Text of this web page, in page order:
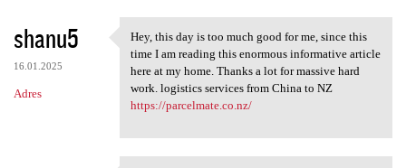
shanu5
16.01.2025
Adres
Hey, this day is too much
Hey, this day is too much good for me, since this
time I am reading this enormous informative article
here at my home. Thanks a lot for massive hard
work. logistics services from China to NZ
https://parcelmate.co.nz/